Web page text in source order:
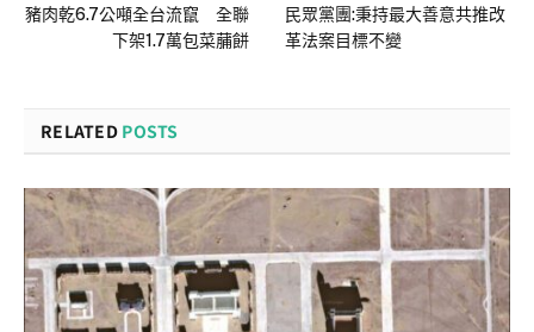
豬肉乾6.7公噸全台流竄 全聯
下架1.7萬包菜䔕餅
民眾黨團:秉持最大善意共推改
革法案目標不變
RELATED POSTS